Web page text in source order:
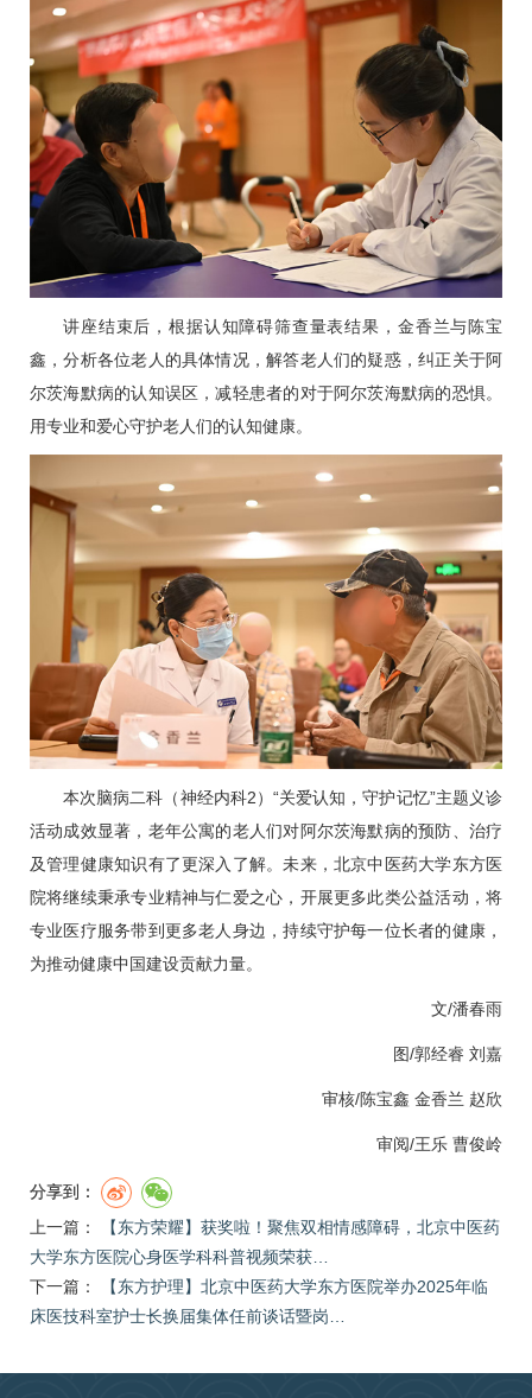
讲座结束后，根据认知障碍筛查量表结果， 金香兰与陈宝
鑫 ，分析各位老人的具体情况，解答老人们的疑惑，纠正关于阿
尔茨海默病的认知误区，减轻患者的对于阿尔茨海默病的恐惧。
用专业和爱心守护老人们的认知健康。
本次脑病二科 （神经内科2）“关爱认知，守护记忆”主题义诊
活动成效显著，老年公寓的老人们对阿尔茨海默病的预防、治疗
及管理健康知识有了更深入了解。未来，北京中医药大学东方医
院将继续秉承专业精神与仁爱之心，开展更多此类公益活动，将
专业医疗服务带到更多老人身边，持续守护每一位长者的健康，
为推动健康中国建设贡献力量。
文/潘春雨
图/郭经睿 刘嘉
审核/陈宝鑫 金香兰 赵欣
审阅/王乐 曹俊岭
分享到：
上一篇：
【东方荣耀】获奖啦！聚焦双相情感障碍，北京中医药
大学东方医院心身医学科科普视频荣获…
下一篇：
【东方护理】北京中医药大学东方医院举办2025年临
床医技科室护士长换届集体任前谈话暨岗…